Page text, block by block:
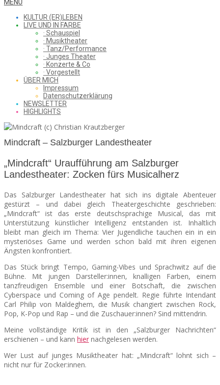
WHAT
SAW
FROM
THE
CHEAP
SEATS
Menu
MENU
KULTUR (ER)LEBEN
LIVE UND IN FARBE
· Schauspiel
· Musiktheater
· Tanz/Performance
· Junges Theater
· Konzerte & Co
· Vorgestellt
ÜBER MICH
Impressum
Datenschutzerklärung
NEWSLETTER
HIGHLIGHTS
Mindcraft – Salzburger Landestheater
„Mindcraft“ Uraufführung am Salzburger
Landestheater: Zocken fürs Musicalherz
Das Salzburger Landestheater hat sich ins digitale Abenteuer
gestürzt – und dabei gleich Theatergeschichte geschrieben:
„Mindcraft“ ist das erste deutschsprachige Musical, das mit
Unterstützung künstlicher Intelligenz entstanden ist. Inhaltlich
bleibt man gleich im Thema: Vier Jugendliche tauchen ein in ein
mysteriöses Game und werden schon bald mit ihren eigenen
Ängsten konfrontiert.
Das Stück bringt Tempo, Gaming-Vibes und Sprachwitz auf die
Bühne. Mit jungen Darsteller:innen, knalligen Farben, einem
tanzfreudigen Ensemble und einer Botschaft, die zwischen
Cyberspace und Coming of Age pendelt. Regie führte Intendant
Carl Philip von Maldeghem, die Musik changiert zwischen Rock,
Pop, K-Pop und Rap – und die Zuschauer:innen? Sind mittendrin.
Meine vollständige Kritik ist in den „Salzburger Nachrichten“
erschienen – und kann hier nachgelesen werden.
Wer Lust auf junges Musiktheater hat: „Mindcraft“ lohnt sich –
nicht nur für Zocker:innen.